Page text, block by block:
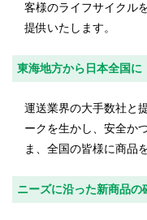
客様のライフサイクル
提供いたします。
東海地方から日本全国に
運送業界の大手数社と
ークを生かし、安全か
ま、全国の皆様に商品
ニーズに沿った新商品の